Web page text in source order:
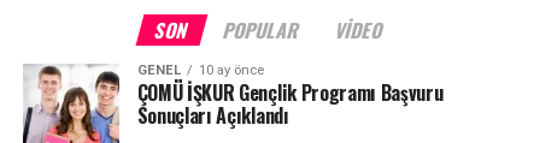
SON POPULAR VIDEO
GENEL 10 ay önce
ÇOMÜ İŞKUR Gençlik Programı Başvuru
Sonuçları Açıklandı